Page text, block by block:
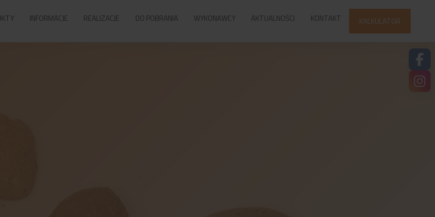
INFORMACJE REALIZACJE DO POBRANIA WYKONAWCY AKTUALNOŚCI KONTAKT KALKULATOR